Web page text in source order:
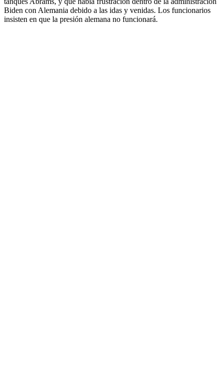
Biden con Alemania debido a las idas y venidas. Los funcionarios
insisten en que la presión alemana no funcionará.